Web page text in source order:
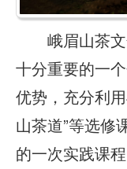
峨眉山茶文
十分重要的一
优势，充分利
山茶道”等选修
的一次实践课